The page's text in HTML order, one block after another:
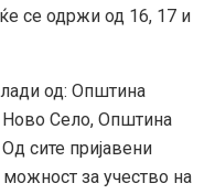
се одржи од 16, 17 и
од: Општина
Ново Село, Општина
сите пријавени
за учество на